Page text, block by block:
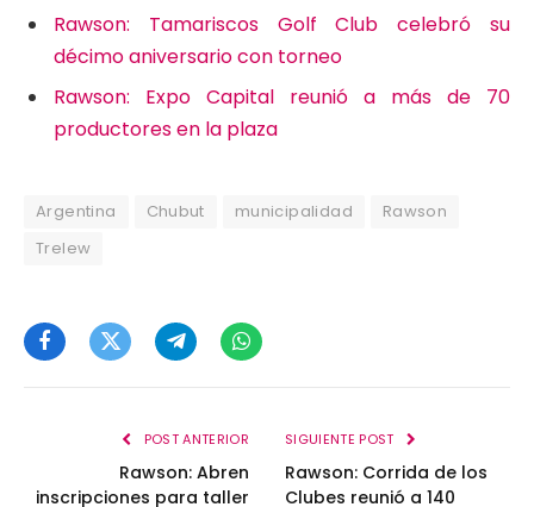
Rawson: Tamariscos Golf Club celebró su
décimo aniversario con torneo
Rawson: Expo Capital reunió a más de 70
productores en la plaza
Argentina Chubut municipalidad
Rawson
Trelew
FacebookTwitterTelegramWhatsApp
POST ANTERIOR
Rawson: Abren
inscripciones para taller
SIGUIENTE POST
Rawson: Corrida de los
Clubes reunió a 140